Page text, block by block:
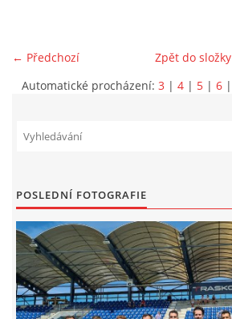
STARŠÍ PŘÍPRAVKA R 2012 + 2013
ARCHÍV
DOTACE
← Předchozí
Zpět do složky
Automatické procházení: 3 | 4 | 5 | 6 |
POSLEDNÍ FOTOGRAFIE